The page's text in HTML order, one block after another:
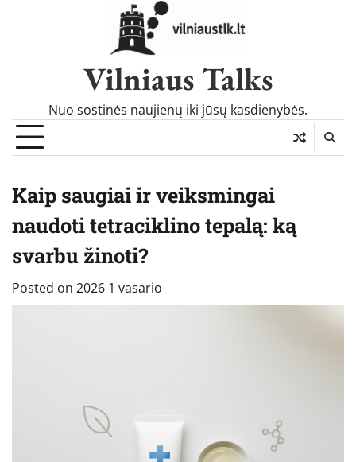
Vilniaus Talks
Nuo sostinės naujienų iki jūsų kasdienybės.
Kaip saugiai ir veiksmingai
naudoti tetraciklino tepalą: ką
svarbu žinoti?
Posted on 2026 1 vasario